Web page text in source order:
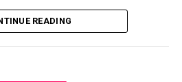
READING